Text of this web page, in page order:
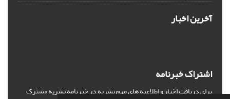
آخرین اخبار
اشتراک خبرنامه
برای دریافت اخبار و اطلاعیه های مهم نشریه در خبرنامه نشریه مشترک